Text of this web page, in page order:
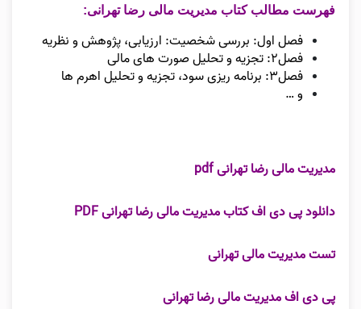
فهرست مطالب کتاب مدیریت مالی رضا تهرانی:
فصل اول: بررسی شخصیت: ارزیابی، پژوهش و نظریه
فصل۲: تجزیه و تحلیل صورت های مالی
فصل۳: برنامه ریزی سود، تجزیه و تحلیل اهرم ها
و …
مدیریت مالی رضا تهرانی pdf
دانلود پی دی اف کتاب مدیریت مالی رضا تهرانی PDF
تست مدیریت مالی تهرانی
پی دی اف مدیریت مالی رضا تهرانی